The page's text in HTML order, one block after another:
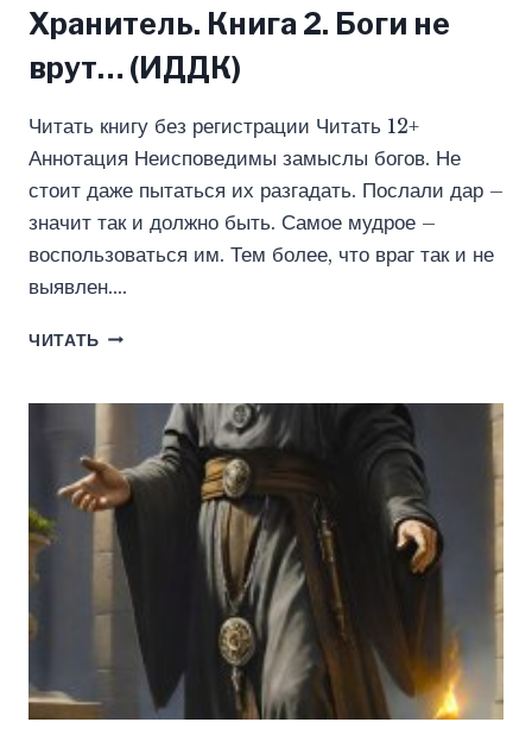
Хранитель. Книга 2. Боги не
врут… (ИДДК)
Читать книгу без регистрации Читать 12+
Аннотация Неисповедимы замыслы богов. Не
стоит даже пытаться их разгадать. Послали дар –
значит так и должно быть. Самое мудрое –
воспользоваться им. Тем более, что враг так и не
выявлен….
ЧИТАТЬ ХРАНИТЕЛЬ.
ВРУТ…
(ИДДК)